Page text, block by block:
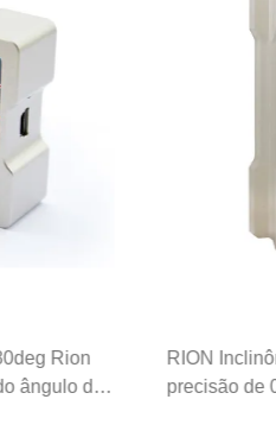
Rion
ângulo de
RION
precisão de